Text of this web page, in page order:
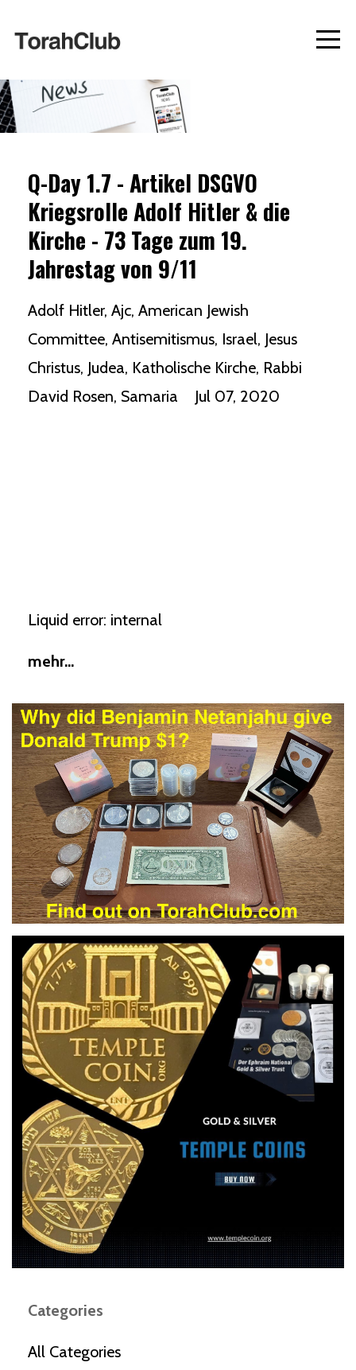
Q-Day 1.7 - Artikel DSGVO
Kriegsrolle Adolf Hitler & die
Kirche - 73 Tage zum 19.
Jahrestag von 9/11
Adolf Hitler Ajc American Jewish
Committee Antisemitismus Israel Jesus
Christus Judea Katholische Kirche Rabbi
David Rosen Samaria Jul 07, 2020
Liquid error: internal
mehr...
Categories
All Categories